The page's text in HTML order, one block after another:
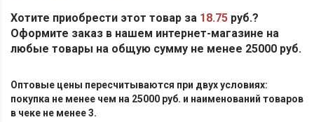
Хотите приобрести этот товар за 18.75 руб.?
Оформите заказ в нашем интернет-магазине на
любые товары на общую сумму не менее 25000 руб.
Оптовые цены пересчитываются при двух условиях:
покупка не менее чем на 25000 руб. и наименований товаров
в чеке не менее 3.